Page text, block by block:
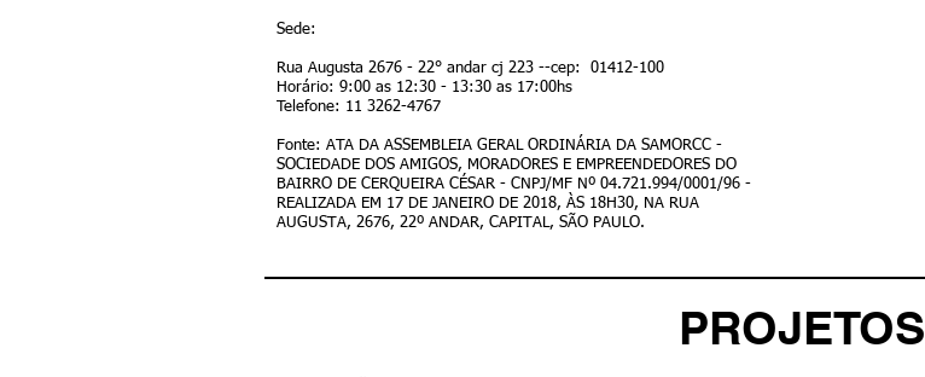
Sede:
Rua Augusta 2676 - 22° andar cj 223 --cep: 01412-100
Horário: 9:00 as 12:30 - 13:30 as 17:00hs
Telefone: 11 3262-4767
Fonte: ATA DA ASSEMBLEIA GERAL ORDINÁRIA DA SAMORCC -
SOCIEDADE DOS AMIGOS, MORADORES E EMPREENDEDORES DO
BAIRRO DE CERQUEIRA CÉSAR - CNPJ/MF Nº 04.721.994/0001/96 -
REALIZADA EM 17 DE JANEIRO DE 2018, ÀS 18H30, NA RUA
AUGUSTA, 2676, 22º ANDAR, CAPITAL, SÃO PAULO.
PROJETOS